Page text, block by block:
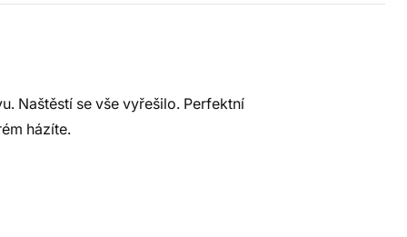
Naštěstí se vše vyřešilo. Perfektní
házíte.